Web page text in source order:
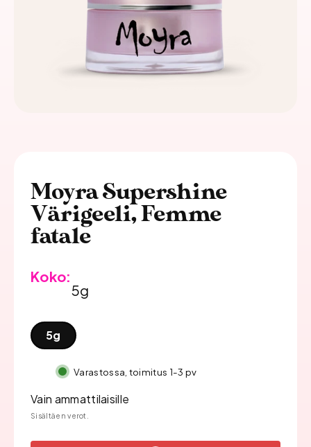
Moyra Supershine
Värigeeli, Femme
fatale
Koko:
5g
5g
Varastossa, toimitus 1-3 pv
Vain ammattilaisille
Sisältäen verot.